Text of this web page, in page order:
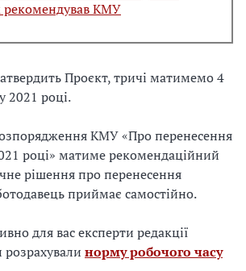
рекомендував КМУ
Проєкт, тричі матимемо 4
2021 році.
КМУ «Про перенесення
році» матиме рекомендаційний
рішення про перенесення
приймає самостійно.
для вас експерти редакції
розрахували норму робочого часу